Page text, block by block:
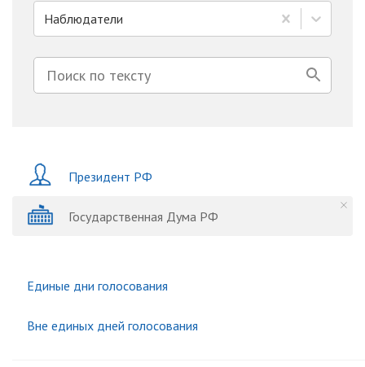
Наблюдатели
Президент РФ
Государственная Дума РФ
Единые дни голосования
Вне единых дней голосования